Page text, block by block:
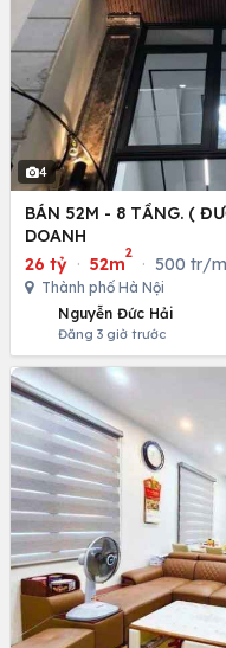
4
BÁN 52M - 8 TẦNG. (
DOANH
26 tỷ · 52m
2
· 500 tr/m
Thành phố Hà Nội
Nguyễn Đức Hải
Đăng 3 giờ trước